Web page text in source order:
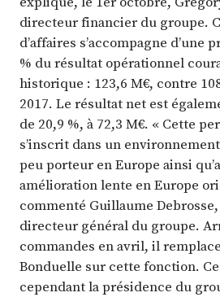
directeur financier du groupe.
d’affaires s’accompagne d’une
% du résultat opérationnel
historique : 123,6 M€, contre
2017. Le résultat net est
de 20,9 %, à 72,3 M€. « Cette
s’inscrit dans un
peu porteur en Europe ainsi
amélioration lente en Europe
commenté Guillaume
directeur général du groupe.
commandes en avril, il
Bonduelle sur cette fonction.
cependant la présidence du